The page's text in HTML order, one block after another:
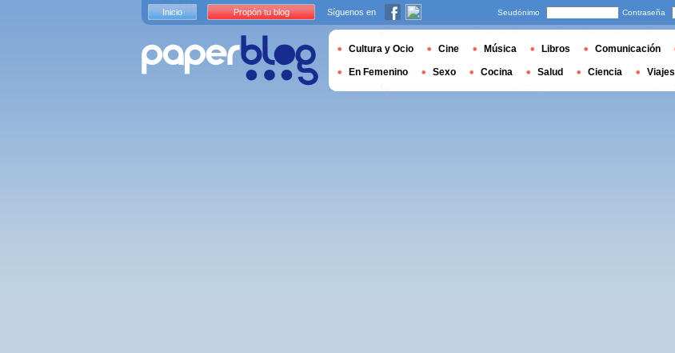
Inicio Propón tu blog Síguenos en Seudónimo Contraseña
Cultura y Ocio Cine Música Libros Comunicación
En Femenino Sexo Cocina Salud Ciencia Viajes